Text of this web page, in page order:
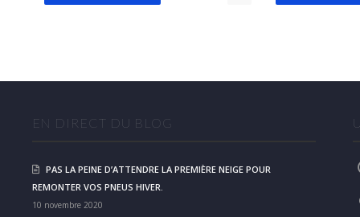
EN DIRECT DU BLOG
PAS LA PEINE D’ATTENDRE LA PREMIÈRE NEIGE POUR
REMONTER VOS PNEUS HIVER.
10 novembre 2020